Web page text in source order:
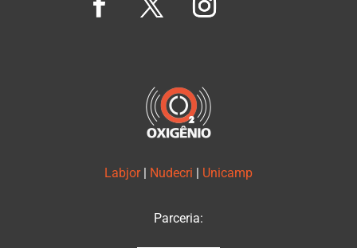
Labjor Nudecri Unicamp
Parceria: